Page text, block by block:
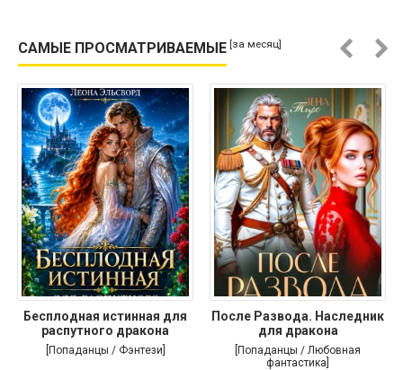
САМЫЕ ПРОСМАТРИВАЕМЫЕ [за месяц]
Бесплодная истинная для
распутного дракона
[Попаданцы / Фэнтези]
После Развода. Наследник
для дракона
[Попаданцы / Любовная
фантастика]